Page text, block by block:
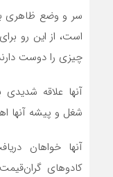
سر و وضع ظاهري
است، از اين رو
چيزي را دوست
آنها علاقه
شغل و پيشه آنها
آنها خواهان
کادوهاي